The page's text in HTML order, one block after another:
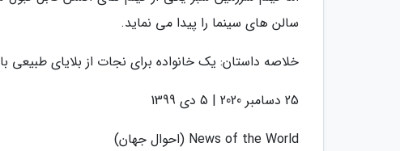
سالن های سینما را پیدا می نماید.
خلاصه داستان: یک خانواده برای نجات از بلایای طبیعی
25 دسامبر 2020 | 5 دی 1399
News of the World (احوال جهان)